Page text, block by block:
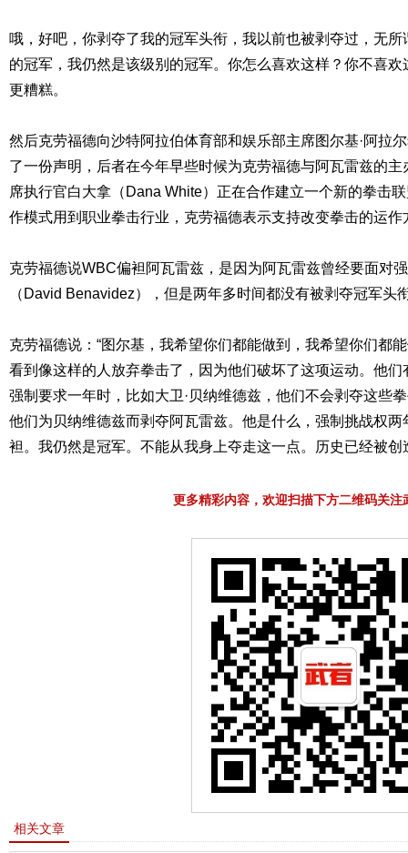
哦，好吧，你剥夺了我的冠军头衔，我以前也被剥夺过，无
的冠军，我仍然是该级别的冠军。你怎么喜欢这样？你不喜
更糟糕。
然后克劳福德向沙特阿拉伯体育部和娱乐部主席图尔基·阿拉
了一份声明，后者在今年早些时候为克劳福德与阿瓦雷兹的
席执行官白大拿（Dana White）正在合作建立一个新的拳击
作模式用到职业拳击行业，克劳福德表示支持改变拳击的运作
克劳福德说WBC偏袒阿瓦雷兹，是因为阿瓦雷兹曾经要面对
（David Benavidez），但是两年多时间都没有被剥夺冠军头
克劳福德说：“图尔基，我希望你们都能做到，我希望你们都
看到像这样的人放弃拳击了，因为他们破坏了这项运动。他
强制要求一年时，比如大卫·贝纳维德兹，他们不会剥夺这些
他们为贝纳维德兹而剥夺阿瓦雷兹。他是什么，强制挑战权
袒。我仍然是冠军。不能从我身上夺走这一点。历史已经被创
更多精彩内容，欢迎扫描下方二维码关注
相关文章